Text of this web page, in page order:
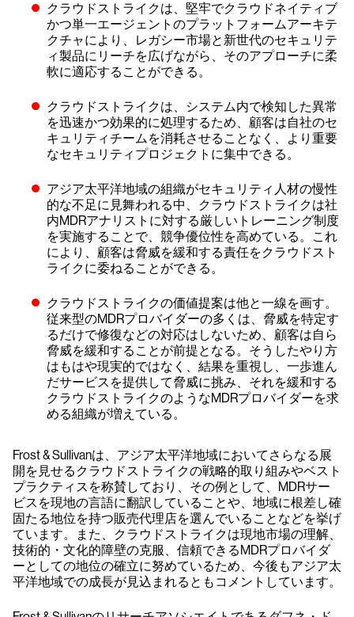
クラウドストライクは、堅牢でクラウドネイティブ
かつ単一エージェントのプラットフォームアーキテ
クチャにより、レガシー市場と新世代のセキュリテ
ィ製品にリーチを広げながら、そのアプローチに柔
軟に適応することができる。
クラウドストライクは、システム内で検知した異常
を迅速かつ効果的に処理するため、顧客は自社のセ
キュリティチームを消耗させることなく、より重要
なセキュリティプロジェクトに集中できる。
アジア太平洋地域の組織がセキュリティ人材の慢性
的な不足に見舞われる中、クラウドストライクは社
内MDRアナリストに対する厳しいトレーニング制度
を実施することで、競争優位性を高めている。これ
により、顧客は脅威を緩和する責任をクラウドスト
ライクに委ねることができる。
クラウドストライクの価値提案は他と一線を画す。
従来型のMDRプロバイダーの多くは、脅威を特定す
るだけで修復などの対応はしないため、顧客は自ら
脅威を緩和することが前提となる。そうしたやり方
はもはや現実的ではなく、結果を重視し、一歩進ん
だサービスを提供して脅威に挑み、それを緩和する
クラウドストライクのようなMDRプロバイダーを求
める組織が増えている。
Frost & Sullivanは、アジア太平洋地域においてさらなる展
開を見せるクラウドストライクの戦略的取り組みやベスト
プラクティスを称賛しており、その例として、MDRサー
ビスを現地の言語に翻訳していることや、地域に根差し確
固たる地位を持つ販売代理店を選んでいることなどを挙げ
ています。また、クラウドストライクは現地市場の理解、
技術的・文化的障壁の克服、信頼できるMDRプロバイダ
ーとしての地位の確立に努めているため、今後もアジア太
平洋地域での成長が見込まれるともコメントしています。